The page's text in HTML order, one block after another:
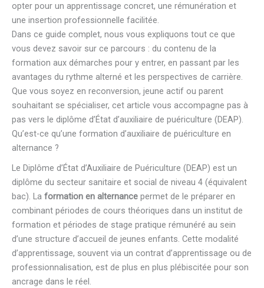
opter pour un apprentissage concret, une rémunération et
une insertion professionnelle facilitée.
Dans ce guide complet, nous vous expliquons tout ce que
vous devez savoir sur ce parcours : du contenu de la
formation aux démarches pour y entrer, en passant par les
avantages du rythme alterné et les perspectives de carrière.
Que vous soyez en reconversion, jeune actif ou parent
souhaitant se spécialiser, cet article vous accompagne pas à
pas vers le diplôme d’État d’auxiliaire de puériculture (DEAP).
Qu’est-ce qu’une formation d’auxiliaire de puériculture en
alternance ?
Le Diplôme d’État d’Auxiliaire de Puériculture (DEAP) est un
diplôme du secteur sanitaire et social de niveau 4 (équivalent
bac). La formation en alternance permet de le préparer en
combinant périodes de cours théoriques dans un institut de
formation et périodes de stage pratique rémunéré au sein
d’une structure d’accueil de jeunes enfants. Cette modalité
d’apprentissage, souvent via un contrat d’apprentissage ou de
professionnalisation, est de plus en plus plébiscitée pour son
ancrage dans le réel.